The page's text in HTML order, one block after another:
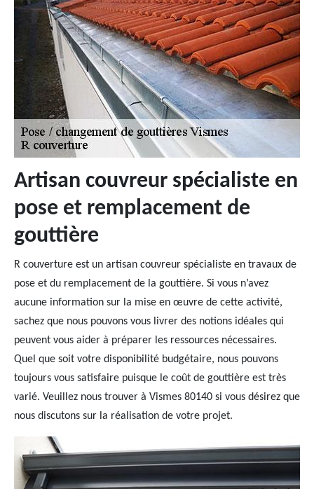
Artisan couvreur spécialiste en
pose et remplacement de
gouttière
R couverture est un artisan couvreur spécialiste en travaux de
pose et du remplacement de la gouttière. Si vous n’avez
aucune information sur la mise en œuvre de cette activité,
sachez que nous pouvons vous livrer des notions idéales qui
peuvent vous aider à préparer les ressources nécessaires.
Quel que soit votre disponibilité budgétaire, nous pouvons
toujours vous satisfaire puisque le coût de gouttière est très
varié. Veuillez nous trouver à Vismes 80140 si vous désirez que
nous discutons sur la réalisation de votre projet.